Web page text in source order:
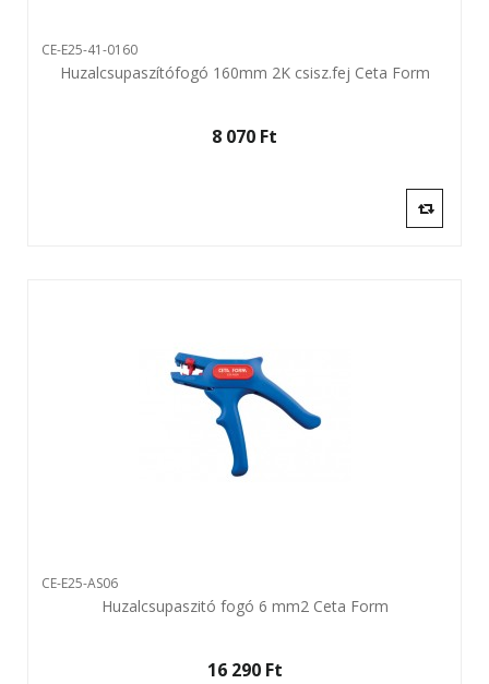
CE-E25-41-0160
Huzalcsupaszítófogó 160mm 2K csisz.fej Ceta Form
8 070 Ft‎
CE-E25-AS06
Huzalcsupaszitó fogó 6 mm2 Ceta Form
16 290 Ft‎